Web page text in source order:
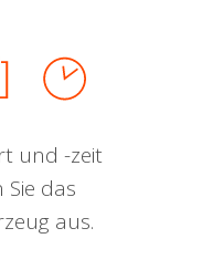
und -zeit
das
aus.